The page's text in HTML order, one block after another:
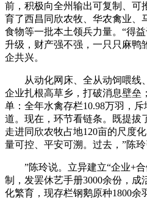
前，积极向全州输出可复制、可
育了西昌同欣农牧、华农禽业、
食物等一批本土领兵力量。“得
升级，财产强不强，一只只麻鸭
企共兴。
从动化网床、全从动饲喂线
企业扎根高草乡，打破消息壁垒
单：全年水禽存栏10.98万羽，
道。现在，环节看链条。既提拔
走进同欣农牧占地120亩的尺度
量可控、平安可溯。过去，”陈玲
”陈玲说。立异建立“企业+合
制，发罢休艺手册3000余份，成
化繁育，现存栏钢鹅原种1800余